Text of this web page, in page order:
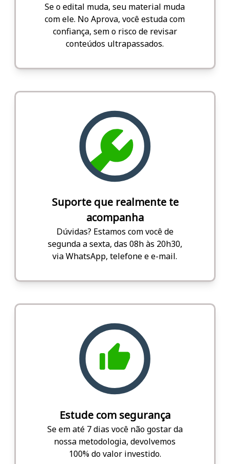
Se o edital muda, seu material muda
com ele. No Aprova, você estuda com
confiança, sem o risco de revisar
conteúdos ultrapassados.
Suporte que realmente te
acompanha
Dúvidas? Estamos com você de
segunda a sexta, das 08h às 20h30,
via WhatsApp, telefone e e-mail.
Estude com segurança
Se em até 7 dias você não gostar da
nossa metodologia, devolvemos
100% do valor investido.